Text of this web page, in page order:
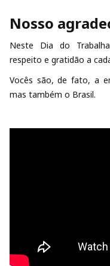
Nosso
Neste Dia do
respeito e gratidão a
Vocês são, de fato, a
mas também o Brasil.